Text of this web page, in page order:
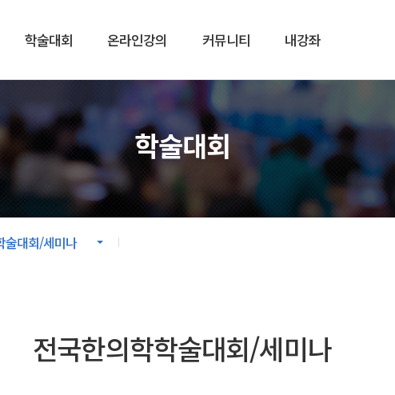
학술대회 온라인강의 커뮤니티 내강좌
학회 온라인강의
온라인강의
커뮤니티
공지사항
온라인플랫폼 사용안내
자료실
학술대회
술대회/세미나
전국한의학학술대회/세미나